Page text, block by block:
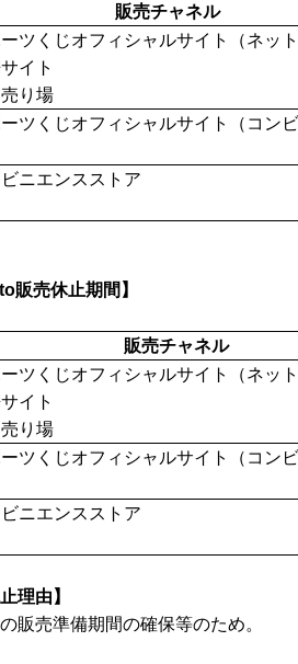
販売チャネル
ツくじオフィシャルサイト（ネット
イト
売り場
ツくじオフィシャルサイト（コンビ
ニエンスストア
販売休止期間】
販売チャネル
ツくじオフィシャルサイト（ネット
イト
売り場
ーツくじオフィシャルサイト（コン
ニエンスストア
理由】
販売準備期間の確保等のため。